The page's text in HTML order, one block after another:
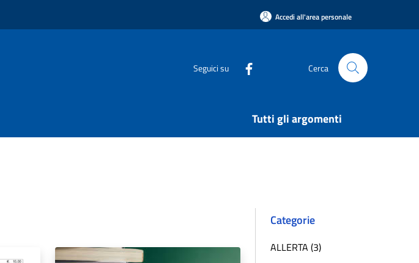
Accedi all'area personale
Seguici su Cerca
Tutti gli argomenti
Categorie
ALLERTA (3)